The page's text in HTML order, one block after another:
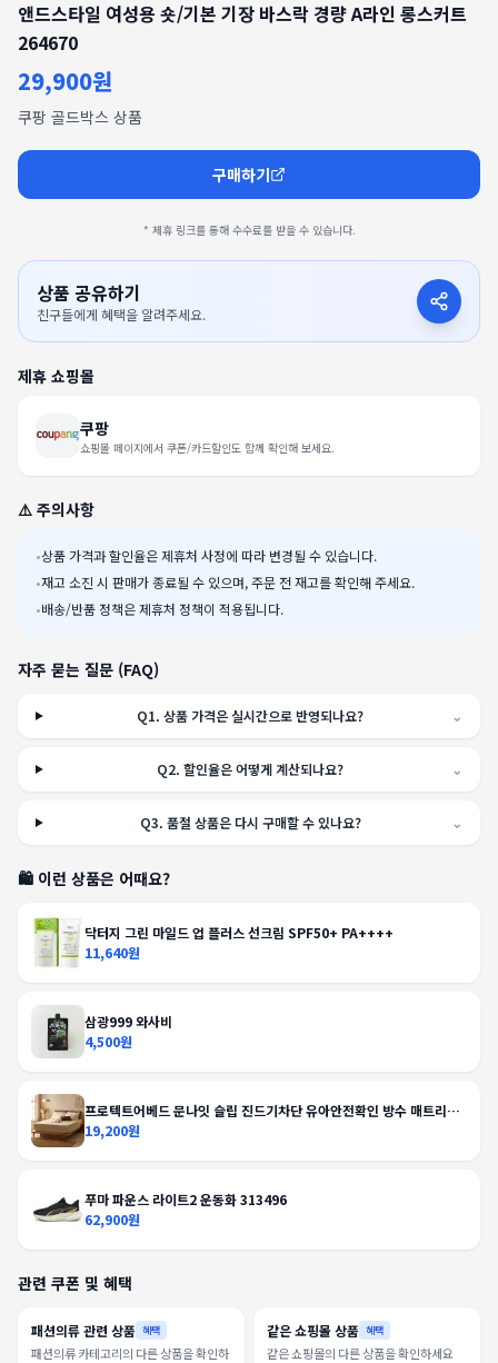
앤드스타일 여성용 숏/기본 기장 바스락 경량 A라인 롱스커트
264670
29,900원
쿠팡 골드박스 상품
구매하기
* 제휴 링크를 통해 수수료를 받을 수 있습니다.
상품 공유하기
친구들에게 혜택을 알려주세요.
제휴 쇼핑몰
쿠팡
쇼핑몰 페이지에서 쿠폰/카드할인도 함께 확인해 보세요.
⚠️ 주의사항
•상품 가격과 할인율은 제휴처 사정에 따라 변경될 수 있습니다.
•재고 소진 시 판매가 종료될 수 있으며, 주문 전 재고를 확인해 주세요.
•배송/반품 정책은 제휴처 정책이 적용됩니다.
자주 묻는 질문 (FAQ)
Q1.상품 가격은 실시간으로 반영되나요? ⌄
Q2.할인율은 어떻게 계산되나요? ⌄
Q3. 품절 상품은 다시 구매할 수 있나요? ⌄
🛍️ 이런 상품은 어때요?
닥터지 그린 마일드 업 플러스 선크림 SPF50+ PA++++
11,640원
삼광999 와사비
4,500원
프로텍트어베드 문나잇 슬립 진드기차단 유아안전확인 방수 매트리스
커버
19,200원
푸마 파운스 라이트2 운동화 313496
62,900원
관련 쿠폰 및 혜택
패션의류 관련 상품 혜택
패션의류 카테고리의 다른 상품을 확인하
같은 쇼핑몰 상품 혜택
같은 쇼핑몰의 다른 상품을 확인하세요